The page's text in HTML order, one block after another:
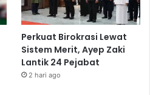
Perkuat Birokrasi Lewat
Sistem Merit, Ayep Zaki
Lantik 24 Pejabat
2 hari ago